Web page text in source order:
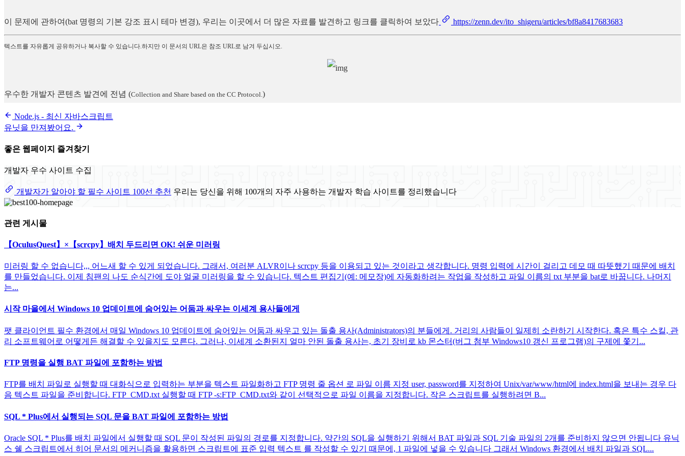
이 문제에 관하여(bat 명령의 기본 강조 표시 테마 변경), 우리는 이곳에서 더 많은 자료를 발견하고 링크를 클릭하여 보았다 https://zenn.dev/ito_shigeru/articles/bf8a8417683683
텍스트를 자유롭게 공유하거나 복사할 수 있습니다.하지만 이 문서의 URL은 참조 URL로 남겨 두십시오.
우수한 개발자 콘텐츠 발견에 전념 (Collection and Share based on the CC Protocol. )
Node.js - 최신 자바스크립트
유닛을 만져봤어요.
좋은 웹페이지 즐겨찾기
개발자 우수 사이트 수집
개발자가 알아야 할 필수 사이트 100선 추천 우리는 당신을 위해 100개의 자주 사용하는 개발자 학습 사이트를 정리했습니다
관련 게시물
【OculusQuest】×【scrcpy】배치 두드리면 OK! 쉬운 미러링
미러링 할 수 없습니다,,, 어느새 할 수 있게 되었습니다. 그래서, 여러분 ALVR이나 scrcpy 등을 이용되고 있는 것이라고 생각합니다. 명령 입력에 시간이 걸리고 데모 때 따뜻했기 때문에 배치
를 만들었습니다. 이제 침팬의 나도 순식간에 도야 얼굴 미러링을 할 수 있습니다. 텍스트 편집기(예: 메모장)에 자동화하려는 작업을 작성하고 파일 이름의 txt 부분을 bat로 바꿉니다. 나머지
는...
시작 마을에서 Windows 10 업데이트에 숨어있는 어둠과 싸우는 이세계 용사들에게
팻 클라이언트 필수 환경에서 매일 Windows 10 업데이트에 숨어있는 어둠과 싸우고 있는 돌출 용사(Administrators)의 분들에게. 거리의 사람들이 일제히 소란하기 시작한다. 혹은 특수 스킬, 관
리 소프트웨어로 어떻게든 해결할 수 있을지도 모른다. 그러나, 이세계 소환된지 얼마 안된 돌출 용사는, 초기 장비로 kb 몬스터(버그 첨부 Windows10 갱신 프로그램)의 구제에 쫓기...
FTP 명령을 실행 BAT 파일에 포함하는 방법
FTP를 배치 파일로 실행할 때 대화식으로 입력하는 부분을 텍스트 파일화하고 FTP 명령 줄 옵션 로 파일 이름 지정 user, password를 지정하여 Unix/var/www/html에 index.html을 보내는 경우 다
음 텍스트 파일을 준비합니다. FTP_CMD.txt 실행할 때 FTP -s:FTP_CMD.txt와 같이 선택적으로 파일 이름을 지정합니다. 작은 스크립트를 실행하려면 B...
SQL * Plus에서 실행되는 SQL 문을 BAT 파일에 포함하는 방법
Oracle SQL * Plus를 배치 파일에서 실행할 때 SQL 문이 작성된 파일의 경로를 지정합니다. 약간의 SQL을 실행하기 위해서 BAT 파일과 SQL 기술 파일의 2개를 준비하지 않으면 안됩니다 유닉
스 쉘 스크립트에서 히어 문서의 메커니즘을 활용하면 스크립트에 표준 입력 텍스트 를 작성할 수 있기 때문에, 1 파일에 넣을 수 있습니다 그래서 Windows 환경에서 배치 파일과 SQL...